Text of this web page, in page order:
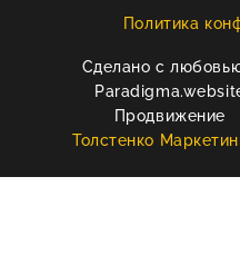
Политика
Сделано с
Продвижение
Толстенко